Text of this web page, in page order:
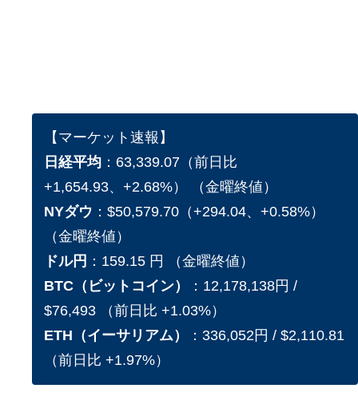
【マーケット速報】
日経平均 ：63,339.07（前日比
+1,654.93、+2.68%） （金曜終値）
NYダウ ：$50,579.70（+294.04、+0.58%）
（金曜終値）
ドル円 ：159.15 円 （金曜終値）
BTC（ビットコイン）
：12,178,138円 /
$76,493 （前日比 +1.03%）
ETH（イーサリアム）
：336,052円 / $2,110.81
（前日比 +1.97%）